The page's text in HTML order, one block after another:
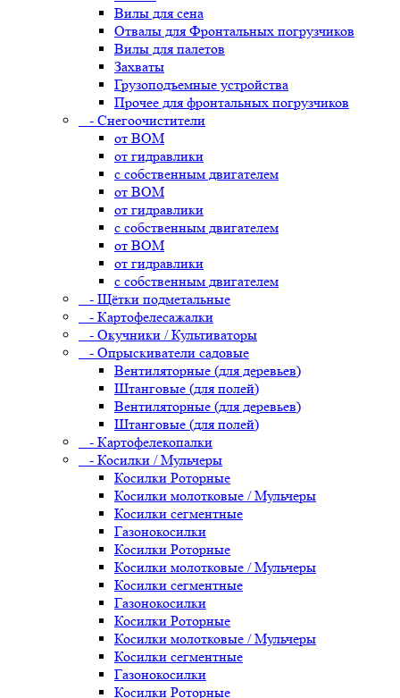
Вилы для сена
Отвалы для Фронтальных погрузчиков
Вилы для палетов
Захваты
Грузоподъемные устройства
Прочее для фронтальных погрузчиков
- Снегоочистители
от ВОМ
от гидравлики
с собственным двигателем
от ВОМ
от гидравлики
с собственным двигателем
от ВОМ
от гидравлики
с собственным двигателем
- Щётки подметальные
- Картофелесажалки
- Окучники / Культиваторы
- Опрыскиватели садовые
Вентиляторные (для деревьев)
Штанговые (для полей)
Вентиляторные (для деревьев)
Штанговые (для полей)
- Картофелекопалки
- Косилки / Мульчеры
Косилки Роторные
Косилки молотковые / Мульчеры
Косилки сегментные
Газонокосилки
Косилки Роторные
Косилки молотковые / Мульчеры
Косилки сегментные
Газонокосилки
Косилки Роторные
Косилки молотковые / Мульчеры
Косилки сегментные
Газонокосилки
Косилки Роторные